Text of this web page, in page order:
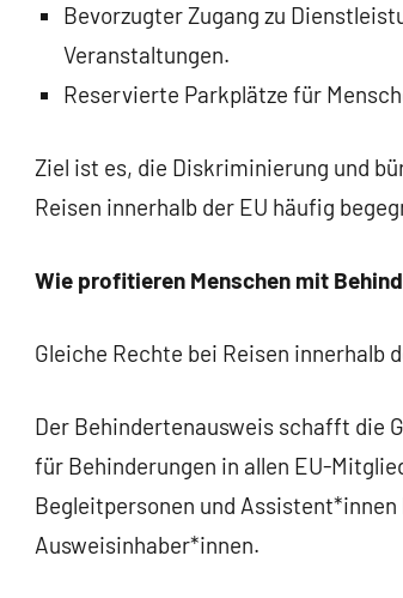
Bevorzugter Zugang zu
Veranstaltungen.
Reservierte Parkplätze für
Ziel ist es, die Diskriminierung und
Reisen innerhalb der EU häufig
Wie profitieren Menschen mit
Gleiche Rechte bei Reisen innerhalb
Der Behindertenausweis schafft die
für Behinderungen in allen EU-
Begleitpersonen und
Ausweisinhaber*innen.